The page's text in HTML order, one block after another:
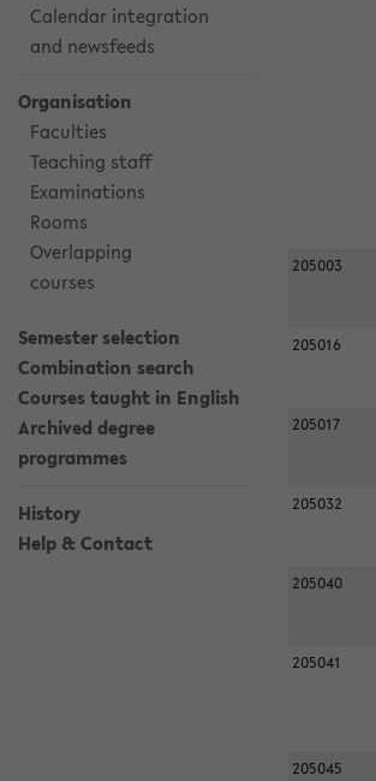
Calendar integration
and newsfeeds
Organisation
Faculties
Teaching staff
Examinations
Rooms
Overlapping
courses
Semester selection
Combination search
Courses taught in English
Archived degree
programmes
History
Help & Contact
205003
205016
205017
205032
205040
205041
205045